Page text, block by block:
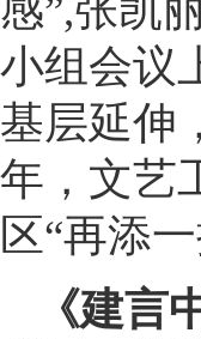
感”,张凯
小组会议
基层延伸
年，文艺
区“再添一
《建